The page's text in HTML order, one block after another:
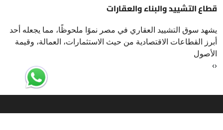
قطاع التشييد والبناء والعقارات
يشهد سوق التشييد العقاري في مصر نموًا ملحوظًا، مما يجعله أحد
أبرز القطاعات الاقتصادية من حيث الاستثمارات، العمالة، وقيمة
الأصول
‹
›